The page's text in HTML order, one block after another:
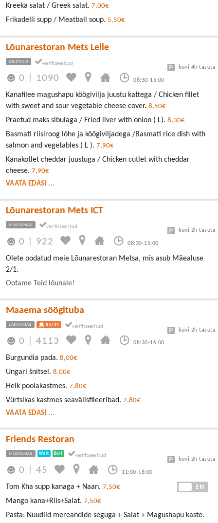
Kreeka salat / Greek salat. 7,00€
Frikadelli supp / Meatball soup. 5,50€
Lõunarestoran Mets Lelle
KRISTIINE
0 1090 08:30-15:00
kuni 4h tasuta
Kanafilee magushapu köögivilja juustu kattega / Chicken fillet
with sweet and sour vegetable cheese cover. 8,50€
Praetud maks sibulaga / Fried liver with onion ( L). 8,30€
Basmati riisiroog lõhe ja köögiviljadega /Basmati rice dish with
salmon and vegetables ( L ). 7,90€
Kanakotlet cheddar juustuga / Chicken cutlet with cheddar
cheese. 7,90€
VAATA EDASI ...
Lõunarestoran Mets ICT
MUSTAMÄE
0 922 08:30-15:00
kuni 2h tasuta
Olete oodatud meie Lõunarestoran Metsa, mis asub Mäealuse
2/1.
Ootame Teid lõunale!
Maaema söögituba
LASNAMÄE 84/34
0 |4113 08:30-16:00
kuni 2h tasuta
Burgundia pada. 8,00€
Ungari šnitsel. 8,00€
Heik poolakastmes. 7,80€
Vürtsikas kastmes seavälisfileeribad. 7,80€
VAATA EDASI ...
Friends Restoran
MUSTAMÄE Wolt Bolt
0 |45 11:00-16:00
kuni 2h tasuta
EN
Tom Kha supp kanaga + Naan. 7,50€
Mango kana+Riis+Salat. 7,50€
Pasta: Nuudlid mereandide seguga + Salat + Magushapu kaste.